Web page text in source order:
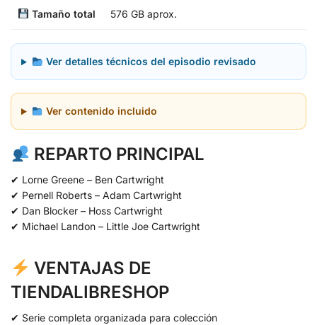
Tamaño total 576 GB aprox.
Ver detalles técnicos del episodio revisado
Ver contenido incluido
REPARTO PRINCIPAL
✔ Lorne Greene – Ben Cartwright
✔ Pernell Roberts – Adam Cartwright
✔ Dan Blocker – Hoss Cartwright
✔ Michael Landon – Little Joe Cartwright
VENTAJAS DE
TIENDALIBRESHOP
✔ Serie completa organizada para colección